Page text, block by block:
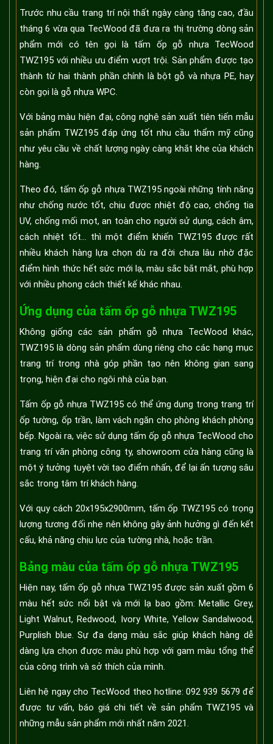
Trước nhu cầu trang trí nội thất ngày càng tăng cao, đầu
tháng 6 vừa qua TecWood đã đưa ra thị trường dòng sản
phẩm mới có tên gọi là tấm ốp gỗ nhựa TecWood
TWZ195 với nhiều ưu điểm vượt trội. Sản phẩm được tạo
thành từ hai thành phần chính là bột gỗ và nhựa PE, hay
còn gọi là gỗ nhựa WPC.
Với bảng màu hiện đại, công nghệ sản xuất tiên tiến mẫu
sản phẩm TWZ195 đáp ứng tốt nhu cầu thẩm mỹ cũng
như yêu cầu về chất lượng ngày càng khắt khe của khách
hàng.
Theo đó, tấm ốp gỗ nhựa TWZ195 ngoài những tính năng
như chống nước tốt, chịu được nhiệt độ cao, chống tia
UV, chống mối mọt, an toàn cho người sử dụng, cách âm,
cách nhiệt tốt... thì một điểm khiến TWZ195 được rất
nhiều khách hàng lựa chọn dù ra đời chưa lâu nhờ đặc
điểm hình thức hết sức mới lạ, màu sắc bắt mắt, phù hợp
với nhiều phong cách thiết kế khác nhau.
Ứng dụng của tấm ốp gỗ nhựa TWZ195
Không giống các sản phẩm gỗ nhựa TecWood khác,
TWZ195 là dòng sản phẩm dùng riêng cho các hạng mục
trang trí trong nhà góp phần tạo nên không gian sang
trọng, hiện đại cho ngôi nhà của bạn.
Tấm ốp gỗ nhựa TWZ195 có thể ứng dụng trong trang trí
ốp tường, ốp trần, làm vách ngăn cho phòng khách phòng
bếp. Ngoài ra, việc sử dụng tấm ốp gỗ nhựa TecWood cho
trang trí văn phòng công ty, showroom cửa hàng cũng là
một ý tưởng tuyệt vời tạo điểm nhấn, để lại ấn tượng sâu
sắc trong tâm trí khách hàng.
Với quy cách 20x195x2900mm, tấm ốp TWZ195 có trọng
lượng tương đối nhẹ nên không gây ảnh hưởng gì đến kết
cấu, khả năng chịu lực của tường nhà, hoặc trần.
Bảng màu của tấm ốp gỗ nhựa TWZ195
Hiện nay, tấm ốp gỗ nhựa TWZ195 được sản xuất gồm 6
màu hết sức nổi bật và mới lạ bao gồm: Metallic Grey,
Light Walnut, Redwood, Ivory White, Yellow Sandalwood,
Purplish blue. Sự đa dạng màu sắc giúp khách hàng dễ
dàng lựa chọn được màu phù hợp với gam màu tổng thể
của công trình và sở thích của mình.
Liên hệ ngay cho TecWood theo hotline: 092 939 5679 để
được tư vấn, báo giá chi tiết về sản phẩm TWZ195 và
những mẫu sản phẩm mới nhất năm 2021.